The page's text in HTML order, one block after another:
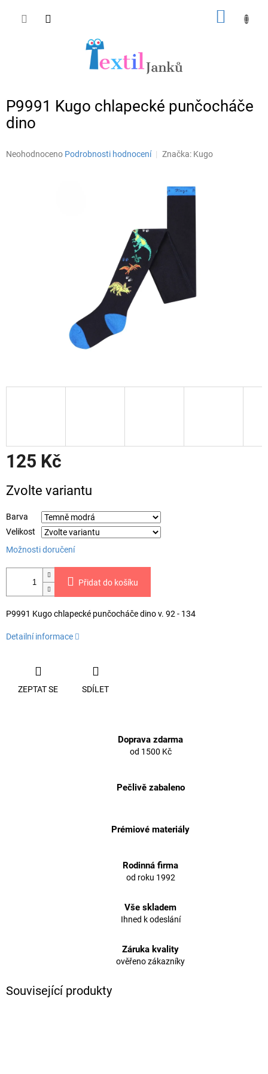
P9991 Kugo chlapecké punčocháče
dino
Průměrné
Neohodnoceno Podrobnosti hodnocení Značka: Kugo
125 Kč
cena:
Zvolte variantu
Barva
Velikost
Možnosti doručení
Přidat do košíku
P9991 Kugo chlapecké punčocháče dino v. 92 - 134
Detailní informace
ZEPTAT SE SDÍLET
Doprava zdarma
od 1500 Kč
Pečlivě zabaleno
Prémiové materiály
Rodinná firma
od roku 1992
Vše skladem
Ihned k odeslání
Záruka kvality
ověřeno zákazníky
Související produkty